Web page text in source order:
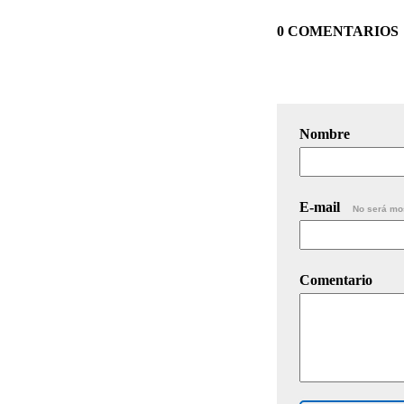
0 COMENTARIOS
Nombre
E-mail No será
Comentario